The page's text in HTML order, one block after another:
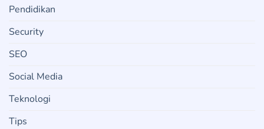
Pendidikan
Security
SEO
Social Media
Teknologi
Tips